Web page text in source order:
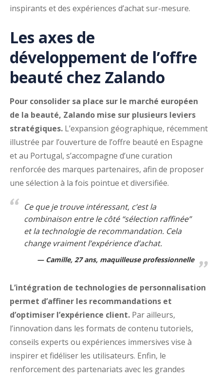
inspirants et des expériences d’achat sur-mesure.
Les axes de
développement de l’offre
beauté chez Zalando
Pour consolider sa place sur le marché européen
de la beauté, Zalando mise sur plusieurs leviers
stratégiques. L’expansion géographique, récemment
illustrée par l’ouverture de l’offre beauté en Espagne
et au Portugal, s’accompagne d’une curation
renforcée des marques partenaires, afin de proposer
une sélection à la fois pointue et diversifiée.
Ce que je trouve intéressant, c’est la
combinaison entre le côté “sélection raffinée”
et la technologie de recommandation. Cela
change vraiment l’expérience d’achat.
Camille, 27 ans, maquilleuse professionnelle
L’intégration de technologies de personnalisation
permet d’affiner les recommandations et
d’optimiser l’expérience client. Par ailleurs,
l’innovation dans les formats de contenu tutoriels,
conseils experts ou expériences immersives vise à
inspirer et fidéliser les utilisateurs. Enfin, le
renforcement des partenariats avec les grandes